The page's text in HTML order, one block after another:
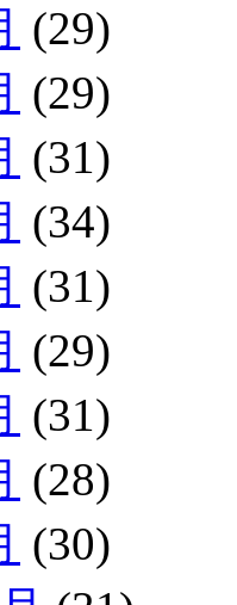
(29)
(29)
(31)
(34)
(31)
(29)
(31)
(28)
(30)